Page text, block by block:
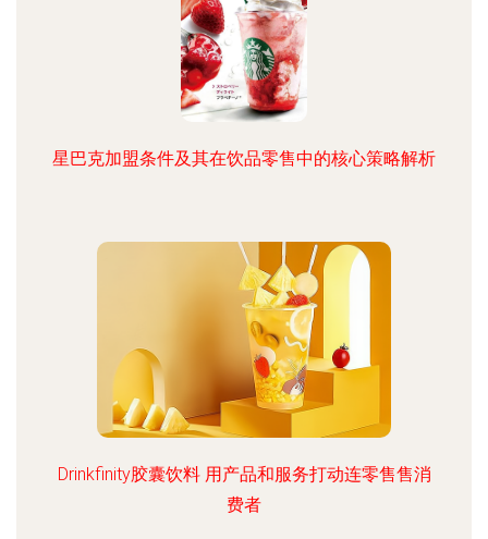
星巴克加盟条件及其在饮品零售中的核心策略解析
Drinkfinity胶囊饮料 用产品和服务打动连零售售消
费者